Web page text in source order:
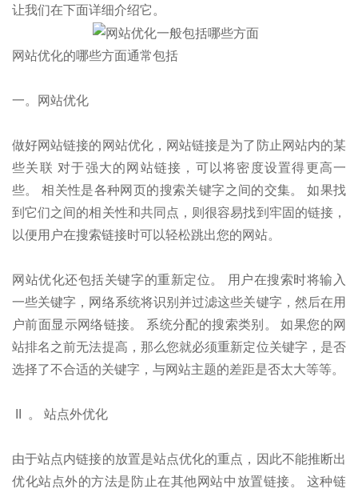
让我们在下面详细介绍它。
网站优化的哪些方面通常包括
一。网站优化
做好网站链接的网站优化，网站链接是为了防止网站内的某
些关联 对于强大的网站链接，可以将密度设置得更高一
些。 相关性是各种网页的搜索关键字之间的交集。 如果找
到它们之间的相关性和共同点，则很容易找到牢固的链接，
以便用户在搜索链接时可以轻松跳出您的网站。
网站优化还包括关键字的重新定位。 用户在搜索时将输入
一些关键字，网络系统将识别并过滤这些关键字，然后在用
户前面显示网络链接。 系统分配的搜索类别。 如果您的网
站排名之前无法提高，那么您就必须重新定位关键字，是否
选择了不合适的关键字，与网站主题的差距是否太大等等。
II 。 站点外优化
由于站点内链接的放置是站点优化的重点，因此不能推断出
优化站点外的方法是防止在其他网站中放置链接。 这种链